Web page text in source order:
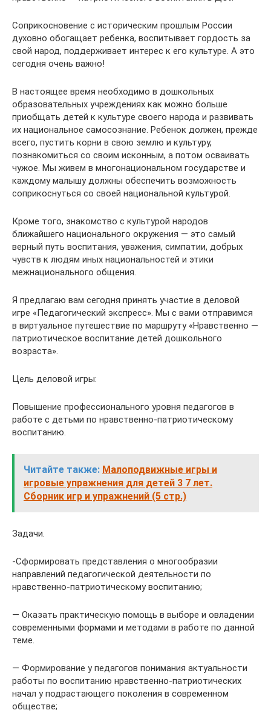
Соприкосновение с историческим прошлым России
духовно обогащает ребенка, воспитывает гордость за
свой народ, поддерживает интерес к его культуре. А это
сегодня очень важно!
В настоящее время необходимо в дошкольных
образовательных учреждениях как можно больше
приобщать детей к культуре своего народа и развивать
их национальное самосознание. Ребенок должен, прежде
всего, пустить корни в свою землю и культуру,
познакомиться со своим исконным, а потом осваивать
чужое. Мы живем в многонациональном государстве и
каждому малышу должны обеспечить возможность
соприкоснуться со своей национальной культурой.
Кроме того, знакомство с культурой народов
ближайшего национального окружения — это самый
верный путь воспитания, уважения, симпатии, добрых
чувств к людям иных национальностей и этики
межнационального общения.
Я предлагаю вам сегодня принять участие в деловой
игре «Педагогический экспресс». Мы с вами отправимся
в виртуальное путешествие по маршруту «Нравственно —
патриотическое воспитание детей дошкольного
возраста».
Цель деловой игры:
Повышение профессионального уровня педагогов в
работе с детьми по нравственно-патриотическому
воспитанию.
Читайте также: Малоподвижные игры и
игровые упражнения для детей 3 7 лет.
Сборник игр и упражнений (5 стр.)
Задачи.
-Сформировать представления о многообразии
направлений педагогической деятельности по
нравственно-патриотическому воспитанию;
— Оказать практическую помощь в выборе и овладении
современными формами и методами в работе по данной
теме.
— Формирование у педагогов понимания актуальности
работы по воспитанию нравственно-патриотических
начал у подрастающего поколения в современном
обществе;